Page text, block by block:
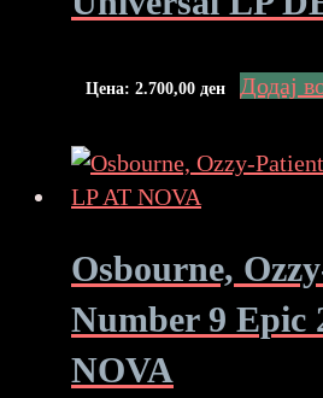
Цена: 2.700,00 ден Додај
Osbourne,
Number 9 Epic
NOVA